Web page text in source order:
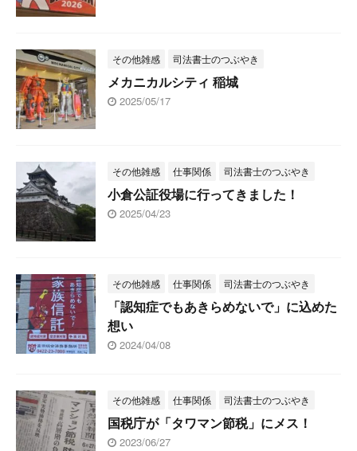
その他雑感 司法書士のつぶやき
メカニカルシティ 稲城
2025/05/17
その他雑感 仕事関係 司法書士のつぶやき
小倉公証役場に行ってきました！
2025/04/23
その他雑感 仕事関係 司法書士のつぶやき
「認知症でもあきらめないで」に込めた
想い
2024/04/08
その他雑感 仕事関係 司法書士のつぶやき
国税庁が「タワマン節税」にメス！
2023/06/27